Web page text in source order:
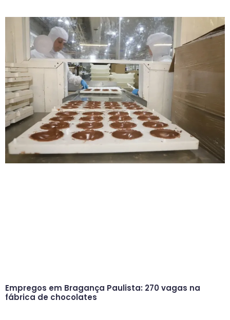
Empregos em Bragança Paulista: 270 vagas na
fábrica de chocolates